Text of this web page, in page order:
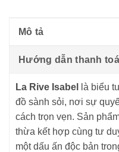
Mô tả
Hướng dẫn thanh
La Rive Isabel
là biểu
đồ sành sỏi, nơi sự
cách trọn vẹn. Sản
thừa kết hợp cùng tư
một dấu ấn độc bản